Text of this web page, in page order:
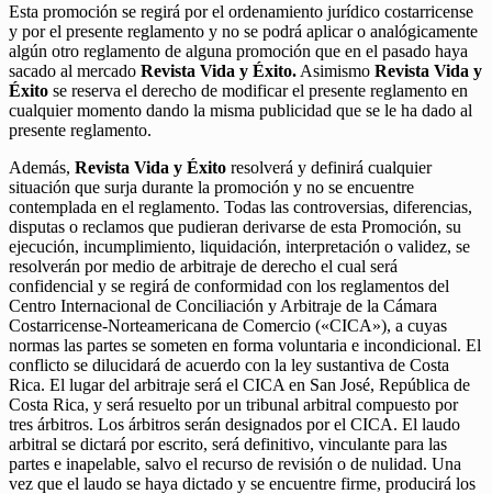
Esta promoción se regirá por el ordenamiento jurídico costarricense
y por el presente reglamento y no se podrá aplicar o analógicamente
algún otro reglamento de alguna promoción que en el pasado haya
sacado al mercado Revista Vida y Éxito. Asimismo Revista Vida y
Éxito se reserva el derecho de modificar el presente reglamento en
cualquier momento dando la misma publicidad que se le ha dado al
presente reglamento.
Además, Revista Vida y Éxito resolverá y definirá cualquier
situación que surja durante la promoción y no se encuentre
contemplada en el reglamento. Todas las controversias, diferencias,
disputas o reclamos que pudieran derivarse de esta Promoción, su
ejecución, incumplimiento, liquidación, interpretación o validez, se
resolverán por medio de arbitraje de derecho el cual será
confidencial y se regirá de conformidad con los reglamentos del
Centro Internacional de Conciliación y Arbitraje de la Cámara
Costarricense-Norteamericana de Comercio («CICA»), a cuyas
normas las partes se someten en forma voluntaria e incondicional. El
conflicto se dilucidará de acuerdo con la ley sustantiva de Costa
Rica. El lugar del arbitraje será el CICA en San José, República de
Costa Rica, y será resuelto por un tribunal arbitral compuesto por
tres árbitros. Los árbitros serán designados por el CICA. El laudo
arbitral se dictará por escrito, será definitivo, vinculante para las
partes e inapelable, salvo el recurso de revisión o de nulidad. Una
vez que el laudo se haya dictado y se encuentre firme, producirá los